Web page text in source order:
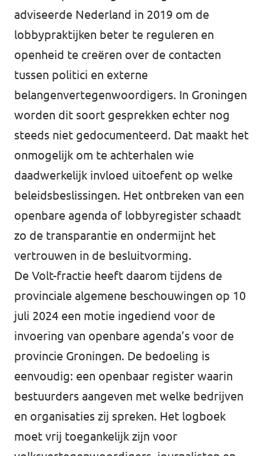
adviseerde Nederland in 2019 om de
lobbypraktijken beter te reguleren en
openheid te creëren over de contacten
tussen politici en externe
belangenvertegenwoordigers. In Groningen
worden dit soort gesprekken echter nog
steeds niet gedocumenteerd. Dat maakt het
onmogelijk om te achterhalen wie
daadwerkelijk invloed uitoefent op welke
beleidsbeslissingen. Het ontbreken van een
openbare agenda of lobbyregister schaadt
zo de transparantie en ondermijnt het
vertrouwen in de besluitvorming.
De Volt-fractie heeft daarom tijdens de
provinciale algemene beschouwingen op 10
juli 2024 een motie ingediend voor de
invoering van openbare agenda’s voor de
provincie Groningen. De bedoeling is
eenvoudig: een openbaar register waarin
bestuurders aangeven met welke bedrijven
en organisaties zij spreken. Het logboek
moet vrij toegankelijk zijn voor